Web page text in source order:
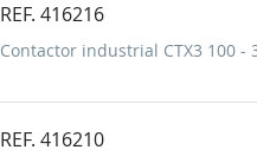
REF. 416216
Contactor industrial CTX3 100 -
REF. 416210